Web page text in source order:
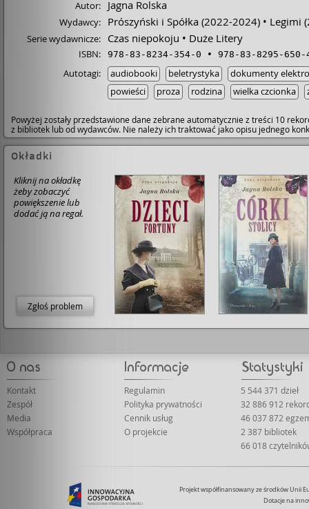
Autor: Jagna Rolska
Wydawcy: Prószyński i Spółka (2022-2024) Legimi
Serie wydawnicze: Czas niepokoju Duże Litery
ISBN: 978-83-8234-354-0 978-83-8295-650-
Autotagi: audiobooki beletrystyka
dokumenty
powieści
proza rodzina wielka czcionka
Powyżej zostały przedstawione dane zebrane automatycznie z treści 10
z bibliotek lub od wydawców. Nie należy ich traktować jako opisu jednego
Okładki
Kliknij na okładkę
żeby zobaczyć
powiększenie lub
dodać ją na regał.
Zgłoś problem
Kontakt
Zespół
Media
Współpraca
Regulamin
Polityka prywatności
Cennik usług
O projekcie
5 544 371 dzieł
32 886 912
46 037 872
2 387 bibliotek
66 018
Projekt współfinansowany ze środków Unii
Dotacje na